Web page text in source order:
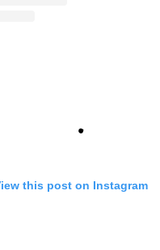
this post on Instagram